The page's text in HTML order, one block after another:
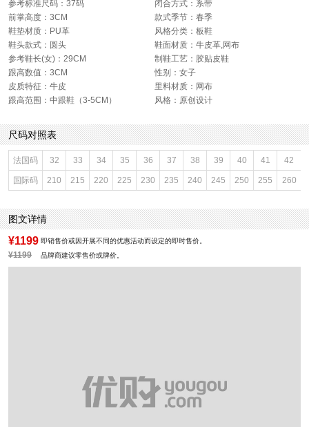
参考标准尺码：37码
闭合方式：系带
前掌高度：3CM
款式季节：春季
鞋垫材质：PU革
风格分类：板鞋
鞋头款式：圆头
鞋面材质：牛皮革,网布
参考鞋长(女)：29CM
制鞋工艺：胶贴皮鞋
跟高数值：3CM
性别：女子
皮质特征：牛皮
里料材质：网布
跟高范围：中跟鞋（3-5CM）
风格：原创设计
尺码对照表
法国码 32 33 34 35 36 37 38 39 40 41 42
国际码 210 215 220 225 230 235 240 245 250 255 260
图文详情
¥1199 即销售价或因开展不同的优惠活动而设定的即时售价。
¥1199 品牌商建议零售价或牌价。